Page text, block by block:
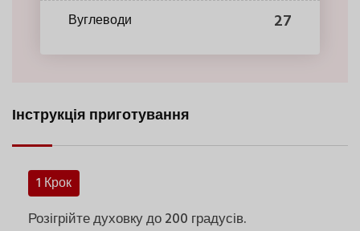
Вуглеводи 27
Інструкція приготування
1 Крок
Розігрійте духовку до 200 градусів.